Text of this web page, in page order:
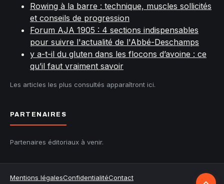
Rowing à la barre : technique, muscles sollicités
et conseils de progression
Forum AJA 1905 : 4 sections indispensables
pour suivre l'actualité de l'Abbé-Deschamps
y a-t-il du gluten dans les flocons d’avoine : ce
qu’il faut vraiment savoir
Les articles les plus consultés apparaîtront ici.
PARTENAIRES
Partenaires éditoriaux à venir.
Mentions légalesConfidentialitéContact